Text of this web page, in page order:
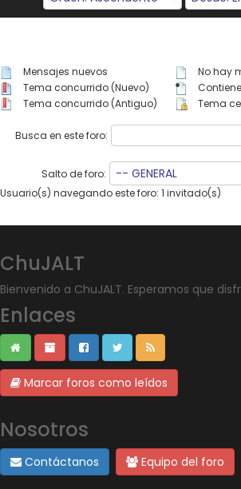
Mensajes nuevos
Tema concurrido (Nuevo)
Tema concurrido (Antiguo)
No hay
Tema
Busca en este foro:
Salto de foro:
Usuario(s) navegando este foro: 1 invitado(s)
ChuJALT
Bienvenido a ChuJALT. Esperamos que
Enlaces
Marcar foros como leídos
Nosotros
Contáctanos Equipo del foro